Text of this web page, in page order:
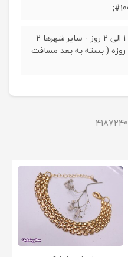
تهران 1 الی 2 روز - سایر شهرها 2
الی 5 روزه ( بسته به بعد مسافت
4187240